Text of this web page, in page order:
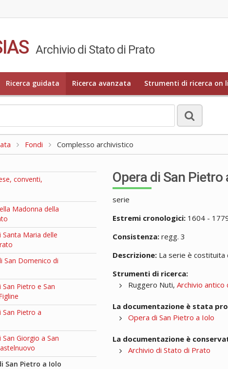
Archivio di Stato di Prato
Ricerca guidata Ricerca avanzata Strumenti di ricerca on
Fondi Complesso archivistico
conventi,
Madonna della
Santa Maria delle
San Domenico di
San Pietro e San
San Pietro a
San Giorgio a San
San Pietro a Iolo
Opera di San Pietro
serie
Estremi cronologici: 1604 -
Consistenza: regg. 3
Descrizione: La serie è
Strumenti di ricerca:
Ruggero Nuti,Archivio antico
La documentazione è stata
Opera di San Pietro a Iolo
La documentazione è
Archivio di Stato di Prato